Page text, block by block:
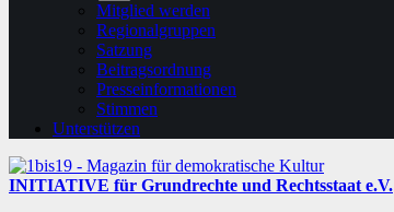
Mitglied werden
Regionalgruppen
Satzung
Beitragsordnung
Presseinformationen
Stimmen
Unterstützen
INITIATIVE für Grundrechte und Rechtsstaat e.V.